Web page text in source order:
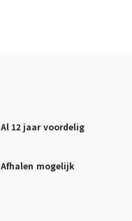
Al 12 jaar voordelig
Afhalen mogelijk